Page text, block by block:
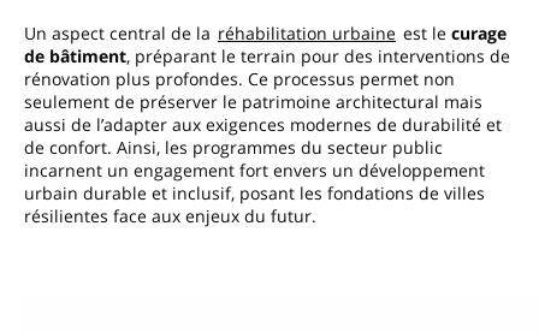
Un aspect central de la réhabilitation urbaine est le curage
de bâtiment, préparant le terrain pour des interventions de
rénovation plus profondes. Ce processus permet non
seulement de préserver le patrimoine architectural mais
aussi de l’adapter aux exigences modernes de durabilité et
de confort. Ainsi, les programmes du secteur public
incarnent un engagement fort envers un développement
urbain durable et inclusif, posant les fondations de villes
résilientes face aux enjeux du futur.